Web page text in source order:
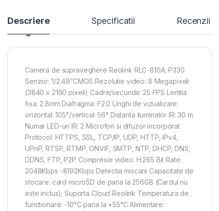
Descriere Specificatii Recenzii
Camera de supraveghere Reolink RLC-810A; P330
Senzor: 1/2.49″CMOS Rezolutie video: 8 Megapixeli
(3840 x 2160 pixeli) Cadre/secunda: 25 FPS Lentila
fixa: 2.8mm Diafragma: F2.0 Unghi de vizualizare:
orizontal: 105°/vertical: 56° Distanta iluminator IR: 30 m
Numar LED-uri IR: 2 Microfon si difuzor incorporat
Protocol: HTTPS, SSL, TCP/IP, UDP, HTTP, IPv4,
UPnP, RTSP, RTMP, ONVIF, SMTP, NTP, DHCP, DNS,
DDNS, FTP, P2P Compresie video: H.265 Bit Rate:
2048Kbps -8192Kbps Detectia miscarii Capacitate de
stocare: card microSD de pana la 256GB (Cardul nu
este inclus); Suporta Cloud Reolink Temperatura de
functionare: -10°C pana la +55°C Alimentare: